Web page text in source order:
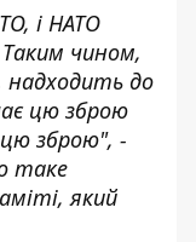
і НАТО
чином,
надходить до
цю зброю
зброю", -
таке
який